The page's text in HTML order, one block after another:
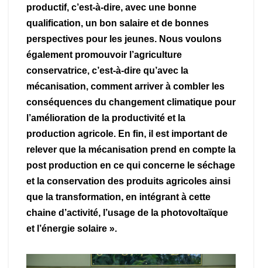
productif, c’est-à-dire, avec une bonne
qualification, un bon salaire et de bonnes
perspectives pour les jeunes. Nous voulons
également promouvoir l’agriculture
conservatrice, c’est-à-dire qu’avec la
mécanisation, comment arriver à combler les
conséquences du changement climatique pour
l’amélioration de la productivité et la
production agricole. En fin, il est important de
relever que la mécanisation prend en compte la
post production en ce qui concerne le séchage
et la conservation des produits agricoles ainsi
que la transformation, en intégrant à cette
chaine d’activité, l’usage de la photovoltaïque
et l’énergie solaire ».